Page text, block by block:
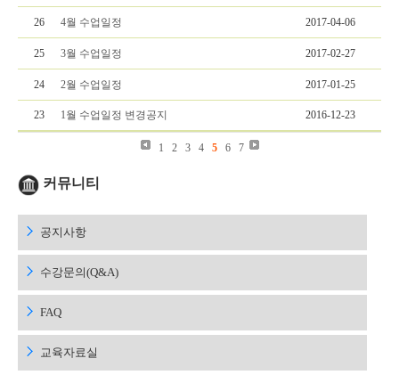
26 4월 수업일정 2017-04-06
25 3월 수업일정 2017-02-27
24 2월 수업일정 2017-01-25
23 1월 수업일정 변경공지 2016-12-23
1 2 3 4 5 6 7
커뮤니티
공지사항
수강문의(Q&A)
FAQ
교육자료실